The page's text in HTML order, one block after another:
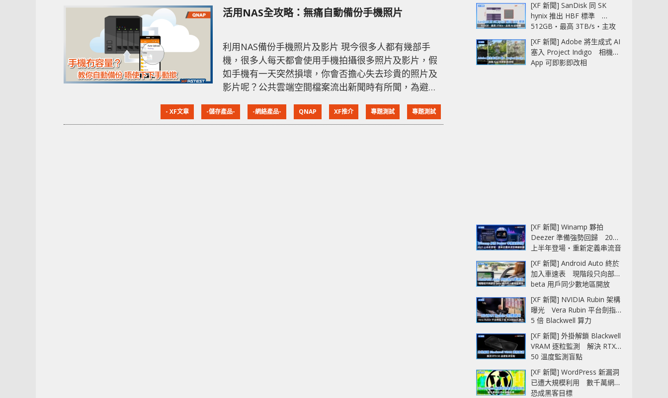
NAS，都會把手機內的相片、影片及重要資料，以手動
活用NAS全攻略：無痛自動備份手機照片
利用NAS備份手機照片及影片 現今很多人都有幾部手
機，很多人每天都會使用手機拍攝很多照片及影片，假
如手機有一天突然損壞，你會否擔心失去珍貴的照片及
影片呢？公共雲端空間檔案流出新聞時有所聞，為避免
公共雲端空間，因此，餘下的方法也只有自行備份到電
腦、外置硬碟或 NAS 等等。針對這個問題，軟體發展得
- XF文章 -儲存產品- -網絡產品- QNAP XF推介 專題測試 專題測試
[XF 新聞] SanDisk 同 SK
hynix 推出 HBF 標準
512GB‧最高 3TB/s‧主攻
AI 記憶體
[XF 新聞] Adobe 將生成式 AI
塞入 Project Indigo 相機
App 可即影即改相
[XF 新聞] Winamp 夥拍
Deezer 準備強勢回歸 2027
上半年登場‧重新定義串流音
樂播放器
[XF 新聞] Android Auto 終於
加入車速表 現階段只向部分
beta 用戶同少數地區開放
[XF 新聞] NVIDIA Rubin 架構
曝光 Vera Rubin 平台劍指
5 倍 Blackwell 算力
[XF 新聞] 外掛解鎖 Blackwell
VRAM 逐粒監測 解決 RTX
50 溫度監測盲點
[XF 新聞] WordPress 新漏洞
已遭大規模利用 數千萬網站
恐成黑客目標